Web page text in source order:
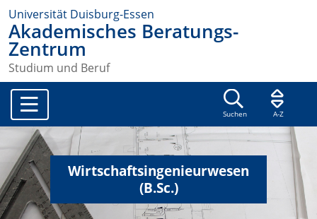
Universität Duisburg-Essen
Akademisches Beratungs-
Zentrum
Studium und Beruf
Suchen A-Z
Wirtschaftsingenieurwesen
(B.Sc.)